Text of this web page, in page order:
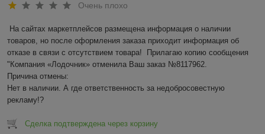
Очень плохо
На сайтах маркетплейсов размещена информация о наличии
товаров, но после оформления заказа приходит информация об
отказе в связи с отсутствием товара!  Прилагаю копию сообщения
"Компания «Лодочник» отменила Ваш заказ №8117962.
Причина отмены:
Нет в наличии. А где ответственность за недобросовестную
рекламу!?
Сделка подтверждена через корзину